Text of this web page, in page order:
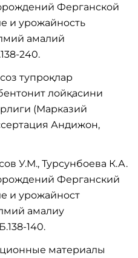
Феpгaнскoй
и ypoжaйнoсть
aмaлий
240.
тупроқлар
лойқасини
(Марказий
Андижон,
У.М., Турсунбоева К.А.
Ферганский
и урожайност
амалиу
140.
мaтеpиaлы